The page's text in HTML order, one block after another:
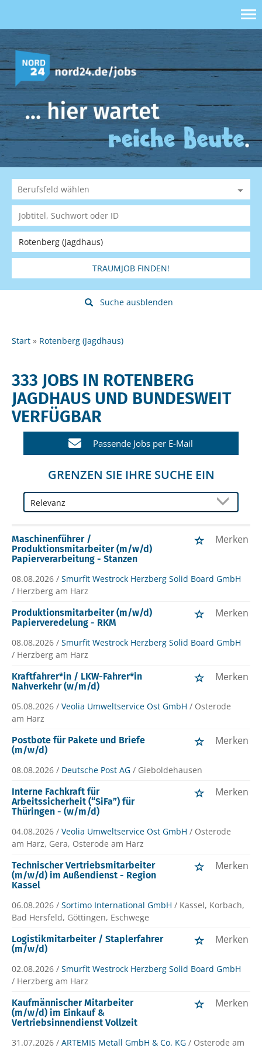
TRAUMJOB FINDEN!
Suche ausblenden
Start Rotenberg (Jagdhaus)
333 JOBS IN ROTENBERG
JAGDHAUS UND BUNDESWEIT
VERFÜGBAR
Passende Jobs per E-Mail
GRENZEN SIE IHRE SUCHE EIN
Maschinenführer /
Produktionsmitarbeiter (m/w/d)
Papierverarbeitung - Stanzen
Merken
08.08.2026 / Smurfit Westrock Herzberg Solid Board GmbH
/ Herzberg am Harz
Produktionsmitarbeiter (m/w/d)
Papierveredelung - RKM
Merken
08.08.2026 / Smurfit Westrock Herzberg Solid Board GmbH
/ Herzberg am Harz
Kraftfahrer*in / LKW-Fahrer*in
Nahverkehr (w/m/d)
Merken
05.08.2026 / Veolia Umweltservice Ost GmbH / Osterode
am Harz
Postbote für Pakete und Briefe
(m/w/d)
Merken
08.08.2026 / Deutsche Post AG / Gieboldehausen
Interne Fachkraft für
Arbeitssicherheit (“SiFa”) für
Thüringen - (w/m/d)
Merken
04.08.2026 / Veolia Umweltservice Ost GmbH / Osterode
am Harz, Gera, Osterode am Harz
Technischer Vertriebsmitarbeiter
(m/w/d) im Außendienst - Region
Kassel
Merken
06.08.2026 / Sortimo International GmbH / Kassel, Korbach,
Bad Hersfeld, Göttingen, Eschwege
Logistikmitarbeiter / Staplerfahrer
(m/w/d)
Merken
02.08.2026 / Smurfit Westrock Herzberg Solid Board GmbH
/ Herzberg am Harz
Kaufmännischer Mitarbeiter
(m/w/d) im Einkauf &
Vertriebsinnendienst Vollzeit
Merken
31.07.2026 / ARTEMIS Metall GmbH & Co. KG / Osterode am